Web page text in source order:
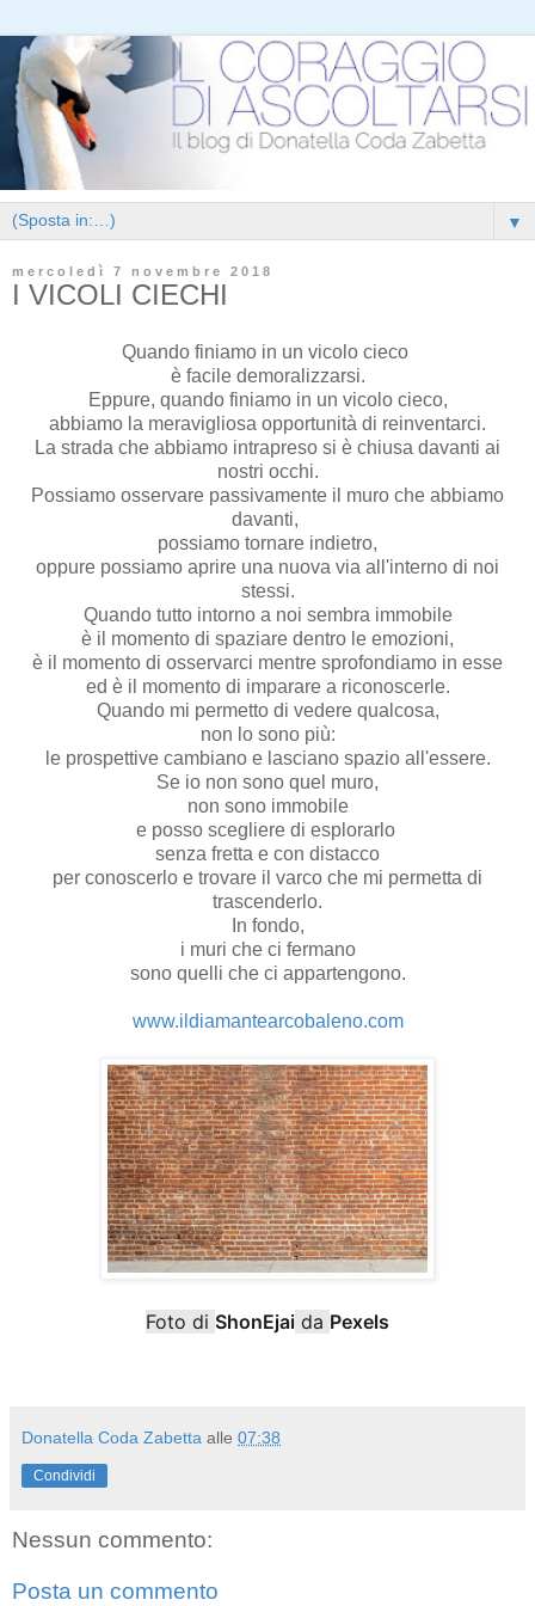
▼
mercoledì 7 novembre 2018
I VICOLI CIECHI
Quando finiamo in un vicolo cieco
è facile demoralizzarsi.
Eppure, quando finiamo in un vicolo cieco,
abbiamo la meravigliosa opportunità di reinventarci.
La strada che abbiamo intrapreso si è chiusa davanti ai
nostri occhi.
Possiamo osservare passivamente il muro che abbiamo
davanti,
possiamo tornare indietro,
oppure possiamo aprire una nuova via all'interno di noi
stessi.
Quando tutto intorno a noi sembra immobile
è il momento di spaziare dentro le emozioni,
è il momento di osservarci mentre sprofondiamo in esse
ed è il momento di imparare a riconoscerle.
Quando mi permetto di vedere qualcosa,
non lo sono più:
le prospettive cambiano e lasciano spazio all'essere.
Se io non sono quel muro,
non sono immobile
e posso scegliere di esplorarlo
senza fretta e con distacco
per conoscerlo e trovare il varco che mi permetta di
trascenderlo.
In fondo,
i muri che ci fermano
sono quelli che ci appartengono.
www.ildiamantearcobaleno.com
Foto di ShonEjai da Pexels
Donatella Coda Zabetta alle 07:38
Condividi
Nessun commento:
Posta un commento